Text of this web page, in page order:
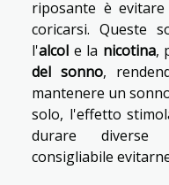
riposante è
coricarsi. Queste
l'alcol e la nicotina,
del sonno,
mantenere un
solo, l'effetto
durare diverse
consigliabile